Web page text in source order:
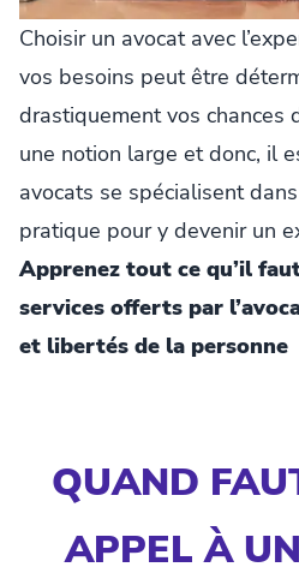
Choisir un avocat avec
vos besoins peut être
drastiquement vos chances
une notion large et donc, il
avocats se spécialisent
pratique pour y devenir un
Apprenez tout ce qu’il
services offerts par
et libertés de la personne
QUAND
APPEL À